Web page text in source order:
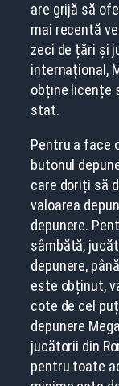
are grijă să
mai recentă
zeci de țări și
internațional,
obține licențe
stat.
Pentru a face
butonul
care doriți să
valoarea
depunere.
sâmbătă,
depunere,
este obținut,
cote de cel
depunere
jucătorii din
pentru toate